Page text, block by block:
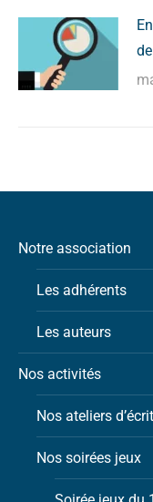
Notre association
Les adhérents
Les auteurs
Nos activités
Nos ateliers
Nos soirées jeux